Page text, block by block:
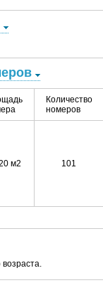
Количество
номеров
м2 101